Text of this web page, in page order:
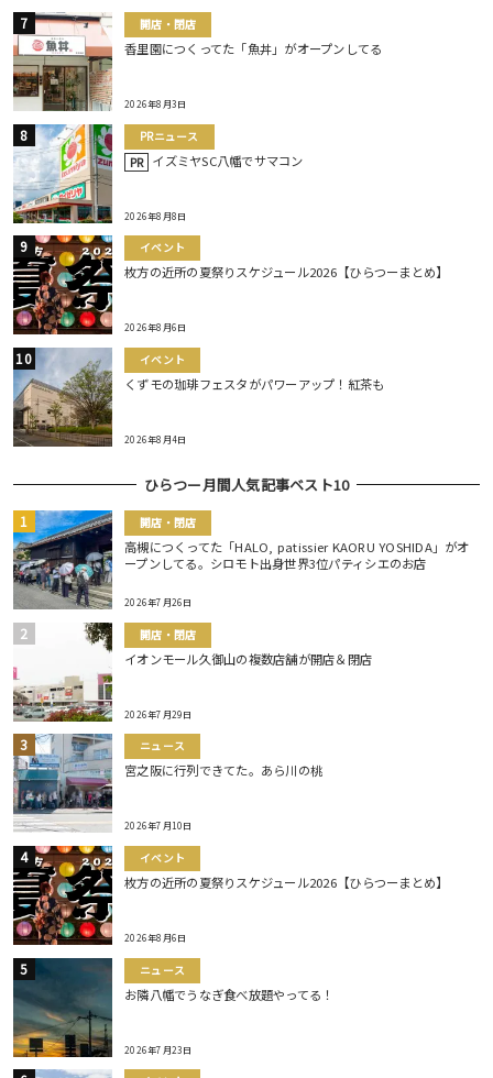
開店・閉店
香里園につくってた「魚丼」がオープンしてる
2026年8月3日
PRニュース
PR イズミヤSC八幡でサマコン
2026年8月8日
イベント
枚方の近所の夏祭りスケジュール2026【ひらつーまとめ】
2026年8月6日
イベント
くずモの珈琲フェスタがパワーアップ！紅茶も
2026年8月4日
ひらつー月間人気記事ベスト10
開店・閉店
高槻につくってた「HALO, patissier KAORU YOSHIDA」がオ
ープンしてる。シロモト出身世界3位パティシエのお店
2026年7月26日
開店・閉店
イオンモール久御山の複数店舗が開店＆閉店
2026年7月29日
ニュース
宮之阪に行列できてた。あら川の桃
2026年7月10日
イベント
枚方の近所の夏祭りスケジュール2026【ひらつーまとめ】
2026年8月6日
ニュース
お隣八幡でうなぎ食べ放題やってる！
2026年7月23日